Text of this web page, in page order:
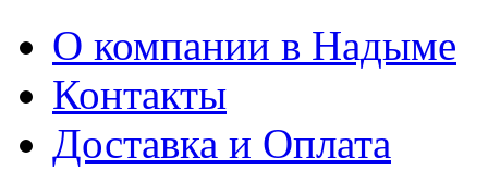
О компании в Надыме
Контакты
Доставка и Оплата